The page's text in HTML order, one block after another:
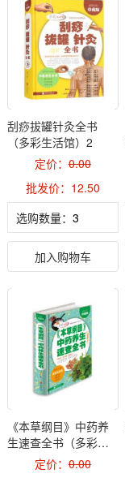
刮痧拔罐针灸全书
（多彩生活馆）2
定价：0.00
批发价：12.50
选购数量：
加入购物车
《本草纲目》中药养
生速查全书（多彩生
活馆）2定价：0.00